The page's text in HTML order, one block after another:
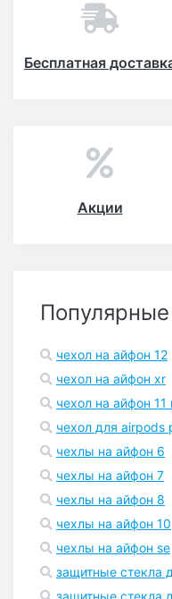
Бесплатная
Акции
чехол на айфон 12
чехол на айфон xr
чехол на айфон
чехол для airpods
чехлы на айфон 6
чехлы на айфон 7
чехлы на айфон 8
чехлы на айфон 10
чехлы на айфон se
защитные стекла
защитные стекла